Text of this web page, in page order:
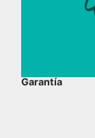
Garantía